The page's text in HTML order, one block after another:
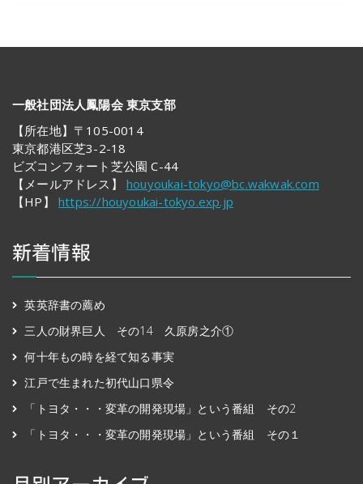
一般社団法人鳳陽会 東京支部
【所在地】〒105-0014
東京都港区芝3-2-18
ビズコンフォート芝公園 C-44
【メールアドレス】 houyoukai-tokyo@bc.wakwak.com
【HP】 https://houyoukai-tokyo.exp.jp
新着情報
英英辞書の薦め
三人の財界巨人 その14 久原房之介①
何十年もの時を経て知る事実
江戸で生まれた初代山口県令
「トヨタ・・・変革の開発現場」という番組 その2
「トヨタ・・・変革の開発現場」という番組 その１